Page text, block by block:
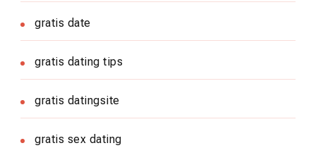
gratis date
gratis dating tips
gratis datingsite
gratis sex dating